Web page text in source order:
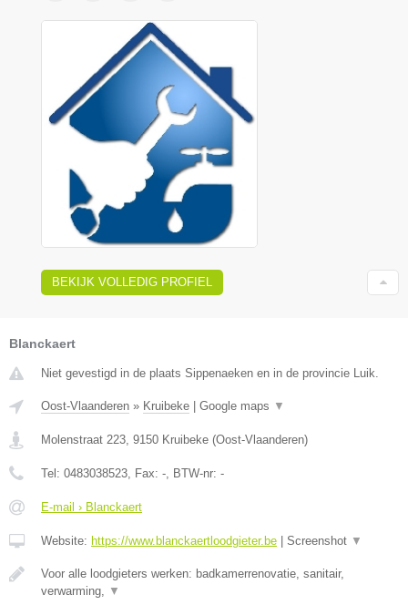
BEKIJK VOLLEDIG PROFIEL
Blanckaert
Niet gevestigd in de plaats Sippenaeken en in de provincie Luik.
Oost-Vlaanderen » Kruibeke Google maps ▼
Molenstraat 223 9150 Kruibeke (Oost-Vlaanderen)
Tel: 0483038523 , Fax: - , BTW-nr: -
E-mail › Blanckaert
Website: https://www.blanckaertloodgieter.be Screenshot ▼
Voor alle loodgieters werken: badkamerrenovatie, sanitair,
verwarming,
▼